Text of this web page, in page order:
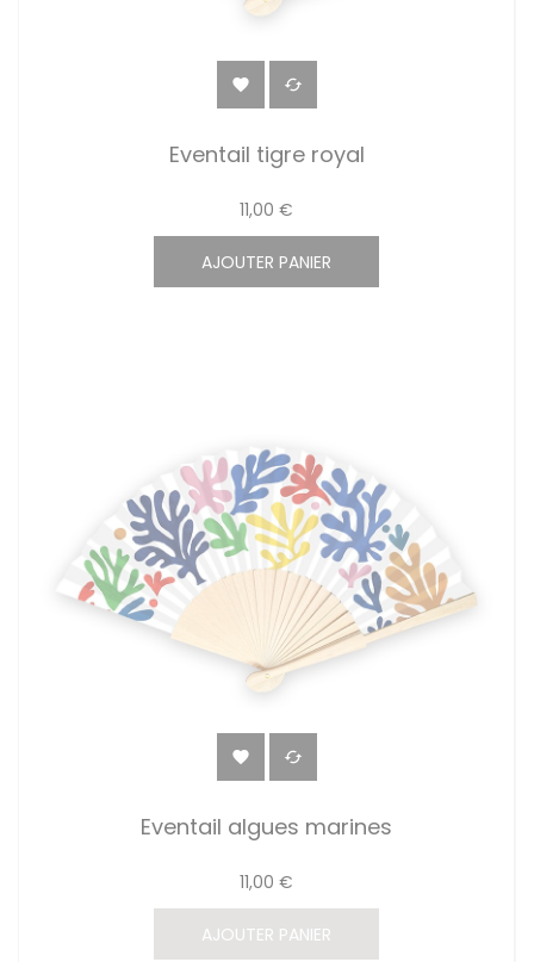
 
Eventail tigre royal
11,00 €
AJOUTER PANIER
 
Eventail algues marines
11,00 €
AJOUTER PANIER